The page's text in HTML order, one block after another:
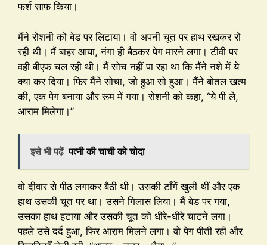
फर्श साफ किया।
मैंने रोशनी को बेड पर लिटाया। वो अपनी चूत पर हाथ रखकर रो
रही थी। मैं बाहर आया, नंगा ही बैठकर पेग मारने लगा। टीवी पर
वही बीएफ चल रही थी। मैं सोच नहीं पा रहा था कि मैंने नशे में ये
क्या कर दिया। फिर मैंने सोचा, जो हुआ सो हुआ। मैंने बोतल खत्म
की, एक पेग बनाया और रूम में गया। रोशनी को कहा, “ये पी ले,
आराम मिलेगा।”
इसे भी पढ़ें पत्नी की चाची को चोदा
वो दीवार से पीठ लगाकर बैठी थी। उसकी टाँगें खुली थीं और एक
हाथ उसकी चूत पर था। उसने गिलास लिया। मैं बेड पर गया,
उसका हाथ हटाया और उसकी चूत को धीरे-धीरे चाटने लगा।
पहले उसे दर्द हुआ, फिर आराम मिलने लगा। वो पेग पीती रही और